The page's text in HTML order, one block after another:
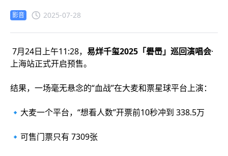
影音 2025-07-28
7月24日上午11:28， 易烊千玺2025「礐嶨」巡回演唱会·
上海站正式开启预售。
结果，一场毫无悬念的“血战”在大麦和票星球平台上演：
🔹大麦一个平台，“想看人数”开票前10秒冲到 338.5万
🔹可售门票只有 7309张